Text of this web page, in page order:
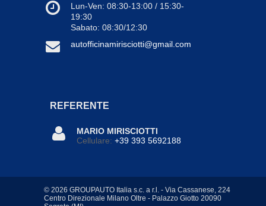
Lun-Ven: 08:30-13:00 / 15:30-
19:30
Sabato: 08:30/12:30
autofficinamirisciotti@gmail.com
REFERENTE
MARIO MIRISCIOTTI
Cellulare: +39 393 5692188
© 2026 GROUPAUTO Italia s.c. a r.l. - Via Cassanese, 224
Centro Direzionale Milano Oltre - Palazzo Giotto 20090